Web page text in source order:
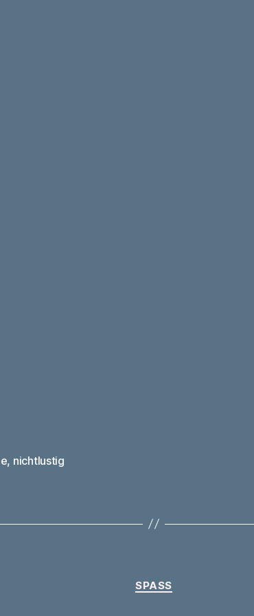
, nichtlustig
Kategorien
SPASS